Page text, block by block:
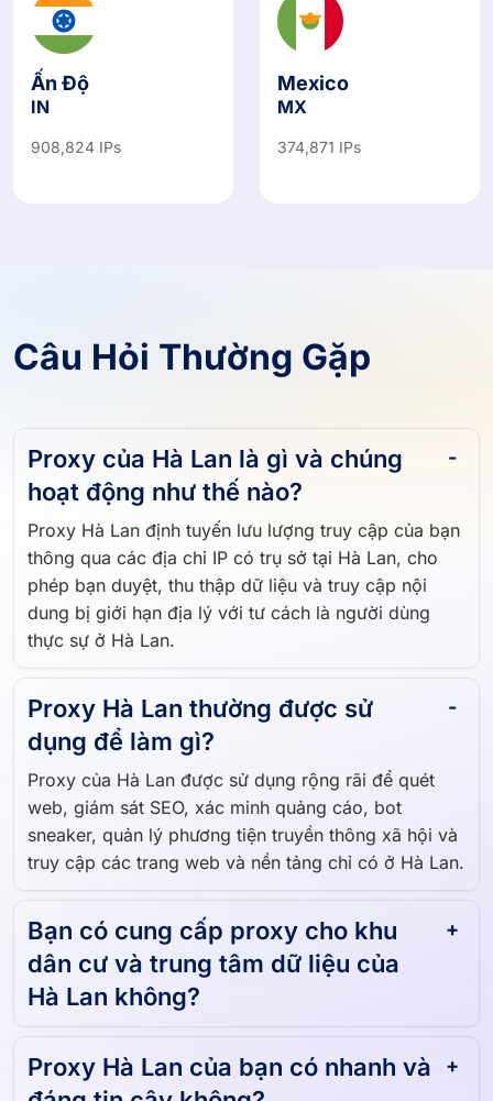
IN MX
Proxy của Hà Lan là gì và chúng
hoạt động như thế nào?
Proxy Hà Lan định tuyến lưu lượng truy cập của bạn
thông qua các địa chỉ IP có trụ sở tại Hà Lan, cho
phép bạn duyệt, thu thập dữ liệu và truy cập nội
dung bị giới hạn địa lý với tư cách là người dùng
Proxy Hà Lan thường được sử
dụng để làm gì?
Proxy của Hà Lan được sử dụng rộng rãi để quét
web, giám sát SEO, xác minh quảng cáo, bot
sneaker, quản lý phương tiện truyền thông xã hội và
Bạn có cung cấp proxy cho khu
dân cư và trung tâm dữ liệu của